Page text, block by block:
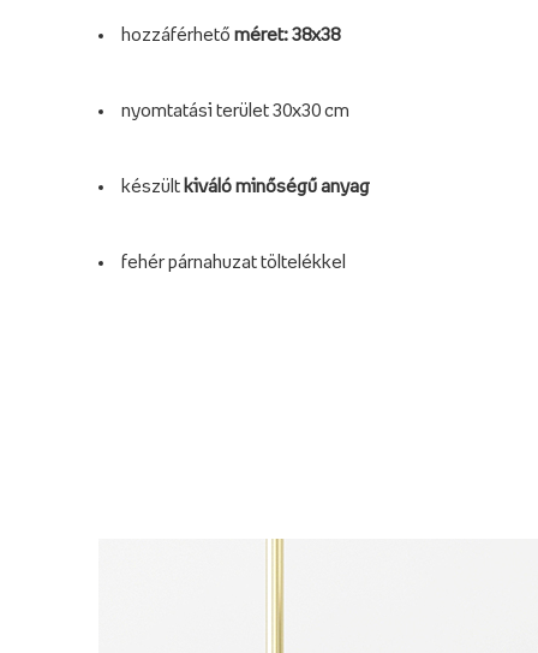
hozzáférhető méret: 38x38
nyomtatási terület 30x30 cm
készült kiváló minőségű anyag
fehér párnahuzat töltelékkel